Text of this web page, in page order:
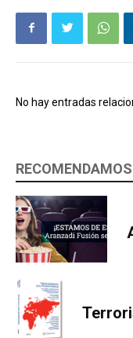
No hay entradas
RECOMENDAMOS